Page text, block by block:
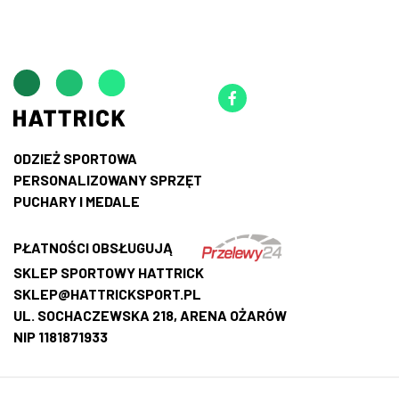
ODZIEŻ SPORTOWA
PERSONALIZOWANY SPRZĘT
PUCHARY I MEDALE
PŁATNOŚCI OBSŁUGUJĄ
SKLEP SPORTOWY HATTRICK
SKLEP@HATTRICKSPORT.PL
UL. SOCHACZEWSKA 218, ARENA OŻARÓW
NIP 1181871933